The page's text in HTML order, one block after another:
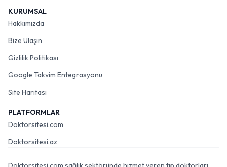
KURUMSAL
Hakkımızda
Bize Ulaşın
Gizlilik Politikası
Google Takvim Entegrasyonu
Site Haritası
PLATFORMLAR
Doktorsitesi.com
Doktorsitesi.az